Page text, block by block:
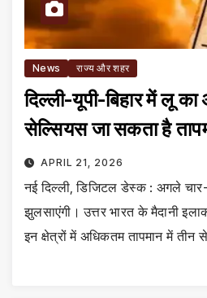
News राज्य और शहर
दिल्ली-यूपी-बिहार में लू
सेल्सियस जा सकता है
APRIL 21, 2026
नई दिल्ली, डिजिटल डेस्क : अगले
झुलसाएंगी। उत्तर भारत के मैदानी
इन क्षेत्रों में अधिकतम तापमान में तीन